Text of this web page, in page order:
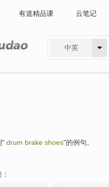
有道精品课 云笔记
中英
" drum brake shoes"的例句。